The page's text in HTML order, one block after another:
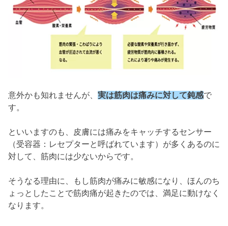
意外かも知れませんが、 実は筋肉は痛みに対して鈍感で
す。
といいますのも、皮膚には痛みをキャッチするセンサー
（受容器：レセプターと呼ばれています）が多くあるのに
対して、筋肉には少ないからです。
そうなる理由に、もし筋肉が痛みに敏感になり、ほんのち
ょっとしたことで筋肉痛が起きたのでは、満足に動けなく
なります。